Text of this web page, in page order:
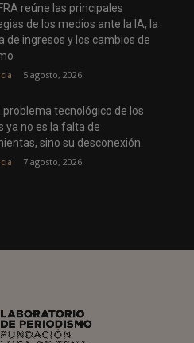
reúne las principales
de los medios ante la IA, la
de ingresos y los cambios de
5 agosto, 2026
problema tecnológico de los
ya no es la falta de
sino su desconexión
7 agosto, 2026